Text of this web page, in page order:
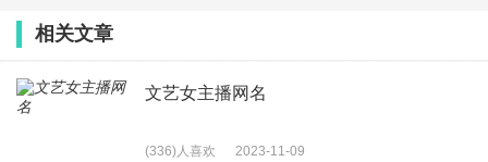
20、在绯色尽头
22、你和我的日常
相关文章
文艺女主播网名
(336)人喜欢 2023-11-09